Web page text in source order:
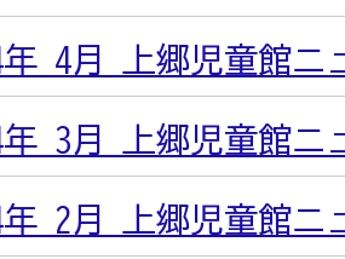
年 4月 上郷児童館ニ
年 3月 上郷児童館ニ
年 2月 上郷児童館ニ